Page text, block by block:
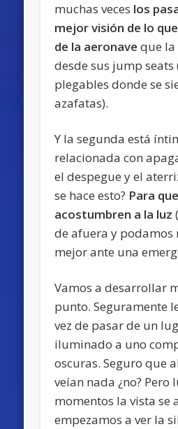
muchas veces los
mejor visión de lo
de la aeronave que
desde sus jump seats
plegables donde se
azafatas).
Y la segunda está
relacionada con
el despegue y el
se hace esto? Para
acostumbren a la luz
de afuera y podamos
mejor ante una
Vamos a desarrollar
punto. Seguramente
vez de pasar de un
iluminado a uno
oscuras. Seguro que
veían nada ¿no? Pero
momentos la vista se
empezamos a ver la